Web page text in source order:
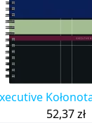
52,37zł